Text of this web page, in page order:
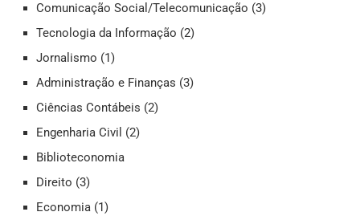
Comunicação Social/Telecomunicação (3)
Tecnologia da Informação (2)
Jornalismo (1)
Administração e Finanças (3)
Ciências Contábeis (2)
Engenharia Civil (2)
Biblioteconomia
Direito (3)
Economia (1)